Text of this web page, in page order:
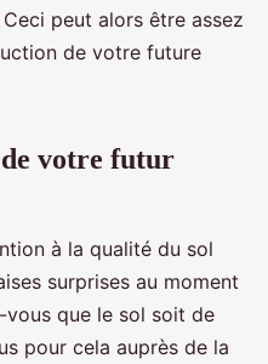
peut alors être assez
de votre future
votre futur
à la qualité du sol
surprises au moment
que le sol soit de
pour cela auprès de la